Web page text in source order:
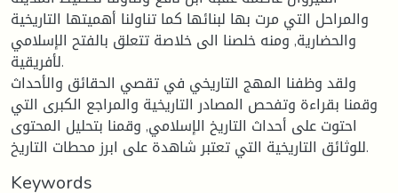
والمراحل التي مرت بها لبنائها كما تناولنا أهميتها التاريخية
والحضارية, ومنه خلصنا الى خلاصة تتعلق بالفتح الإسلامي
لأفريقية.
ولقد وظفنا المهج التاريخي في تقصي الحقائق والأحداث
وقمنا بقراءة وتفحص المصادر التاريخية والمراجع الكبرى التي
احتوت على أحداث التاريخ الإسلامي, وقمنا بتحليل المحتوى
للوثائق التاريخية التي تعتبر شاهدة على ابرز محطات التاريخ.
Keywords